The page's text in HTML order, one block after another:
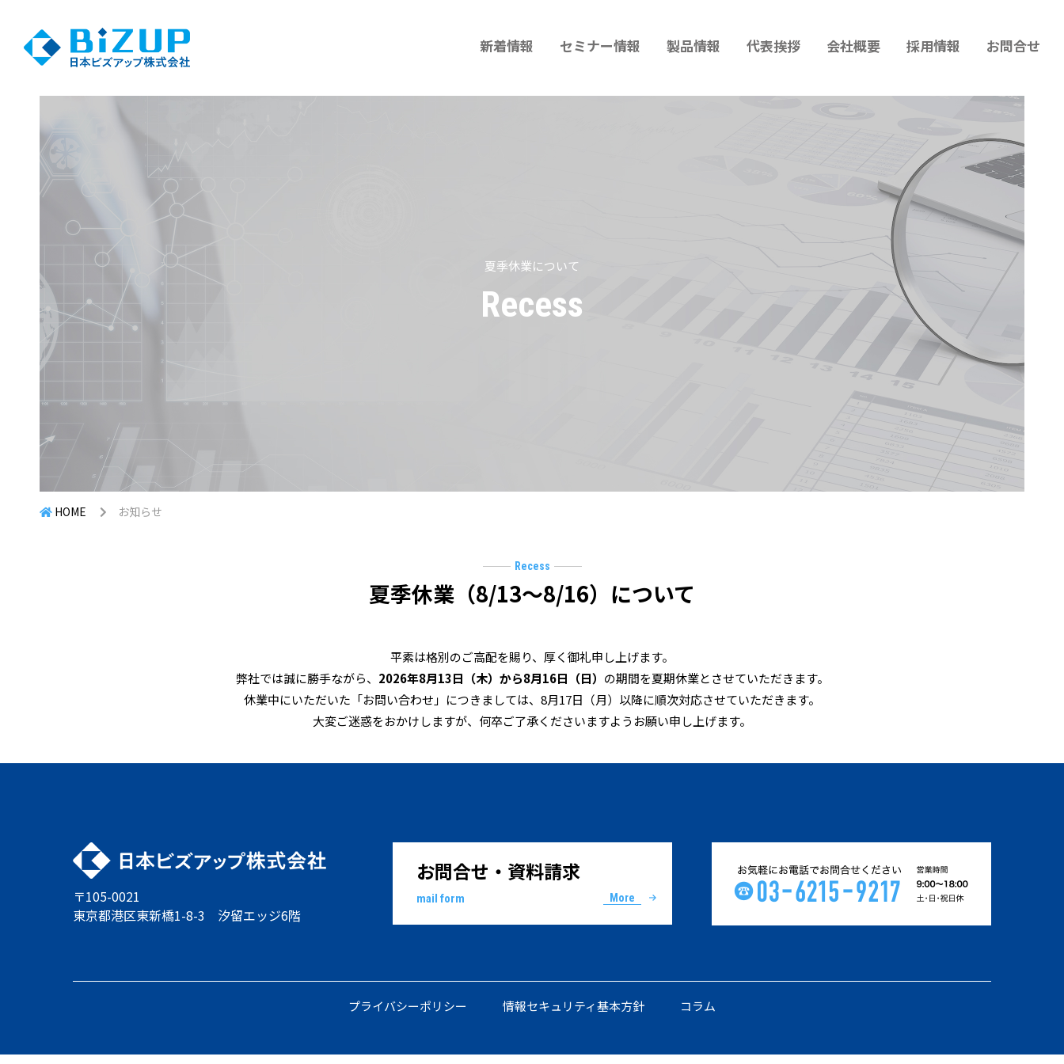
新着情報 セミナー情報 製品情報 代表挨拶 会社概要 採用情報 お問合せ
夏季休業について
Recess
HOME お知らせ
Recess
夏季休業（8/13～8/16）について
平素は格別のご高配を賜り、厚く御礼申し上げます。
弊社では誠に勝手ながら、 2026年8月13日（木）から8月16日（日） の期間を夏期休業とさせていただきます。
休業中にいただいた「お問い合わせ」につきましては、8月17日（月）以降に順次対応させていただきます。
大変ご迷惑をおかけしますが、何卒ご了承くださいますようお願い申し上げます。
〒105-0021
東京都港区東新橋1-8-3 汐留エッジ6階
お問合せ・資料請求
mail form More
プライバシーポリシー 情報セキュリティ基本方針 コラム